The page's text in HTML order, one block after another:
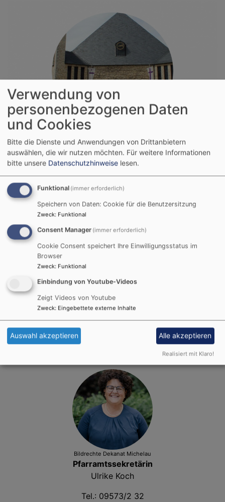
Dreieinigkeitskirche Bad Staffelstein
Pfarrerin
Pfarrerin Raphaela Holzinger
raphaela.holzinger@elkb.de
Bildrechte Dekanat Michelau
Pfarramtssekretärin
Ulrike Koch
Tel.: 09573/2 32
Verwendung von
personenbezogenen Daten
und Cookies
Bitte die Dienste und Anwendungen von Drittanbietern
auswählen, die wir nutzen möchten. Für weitere Informationen
bitte unsere Datenschutzhinweise lesen.
Funktional (immer erforderlich)
Speichern von Daten: Cookie für die Benutzersitzung
Zweck: Funktional
Consent Manager (immer erforderlich)
Cookie Consent speichert Ihre Einwilligungsstatus im
Browser
Zweck: Funktional
Einbindung von Youtube-Videos
Zeigt Videos von Youtube
Zweck: Eingebettete externe Inhalte
Auswahl akzeptieren Alle akzeptieren
Realisiert mit Klaro!